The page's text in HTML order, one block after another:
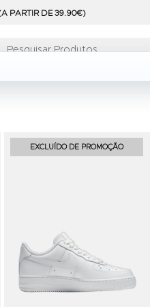
PARTIR DE 39.90€)
Produtos
Adicionar aos Favoritos
EXCLUÍDO DE PROMOÇÃO